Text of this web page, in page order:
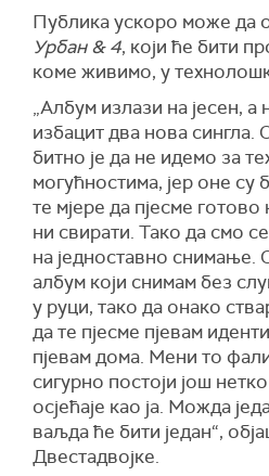
Публика ускоро може да
Урбан & 4, који ће бити
коме живимо, у
„Албум излази на јесен, а
избацит два нова сингла.
битно је да не идемо за
могућностима, јер оне су
те мјере да пјесме
ни свирати. Тако да смо
на једноставно снимање.
албум који снимам без
у руци, тако да онако
да те пјесме пјевам
пјевам дома. Мени то
сигурно постоји још
осјећаје као ја. Можда
ваљда ће бити један“,
Двестадвојке.